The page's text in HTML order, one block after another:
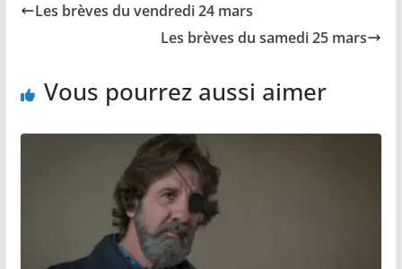
o
i
A
p
g
e
Les brèves du vendredi 24 mars
Les brèves du samedi 25 mars
Vous pourrez aussi aimer